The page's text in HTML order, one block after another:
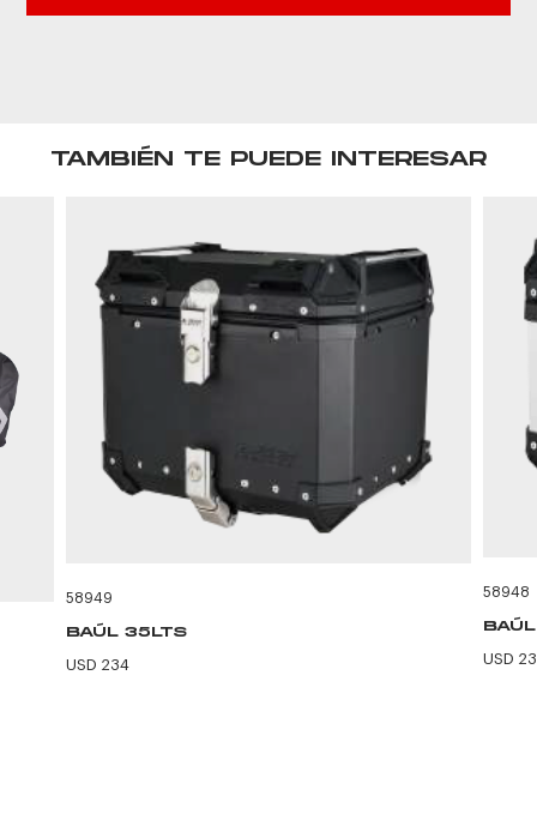
TAMBIÉN TE PUEDE INTERESAR
58949
BAÚL 35LTS
USD 234
58948
USD